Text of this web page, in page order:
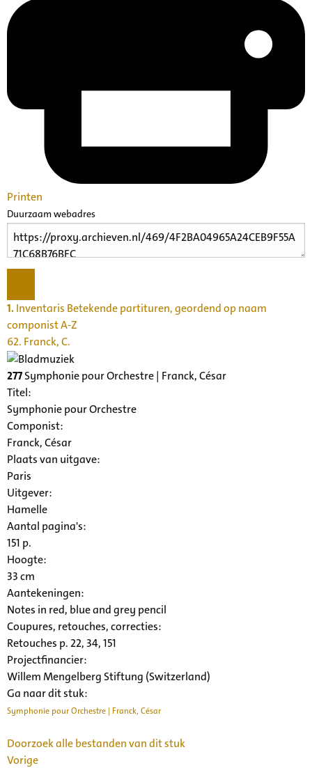
Printen
Duurzaam webadres
1.Inventaris Betekende partituren, geordend op naam
componist A-Z
62. Franck, C.
277Symphonie pour Orchestre | Franck, César
Titel:
Symphonie pour Orchestre
Componist:
Franck, César
Plaats van uitgave:
Paris
Uitgever:
Hamelle
Aantal pagina's:
151 p.
Hoogte:
33 cm
Aantekeningen:
Notes in red, blue and grey pencil
Coupures, retouches, correcties:
Retouches p. 22, 34, 151
Projectfinancier:
Willem Mengelberg Stiftung (Switzerland)
Ga naar dit stuk:
Symphonie pour Orchestre | Franck, César
Doorzoek alle bestanden van dit stuk
Vorige